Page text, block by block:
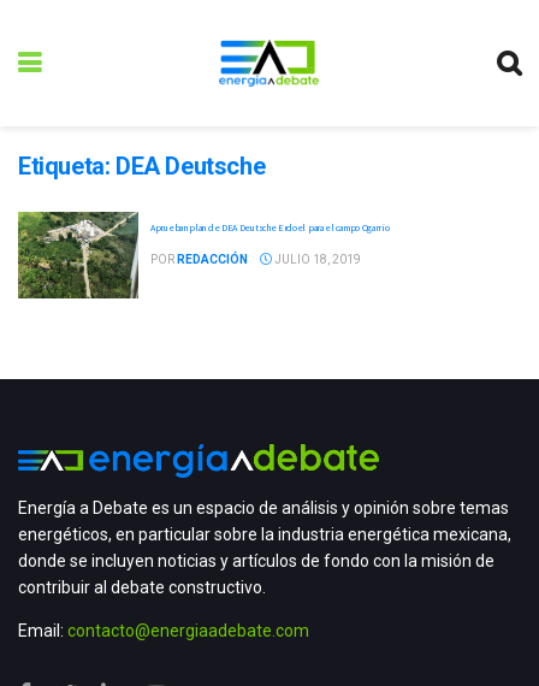
Etiqueta: DEA Deutsche
Aprueban plan de DEA Deutsche Erdoel para el campo Ogarrio
POR REDACCIÓN JULIO 18, 2019
Energía a Debate es un espacio de análisis y opinión sobre temas
energéticos, en particular sobre la industria energética mexicana,
donde se incluyen noticias y artículos de fondo con la misión de
contribuir al debate constructivo.
Email: contacto@energiaadebate.com